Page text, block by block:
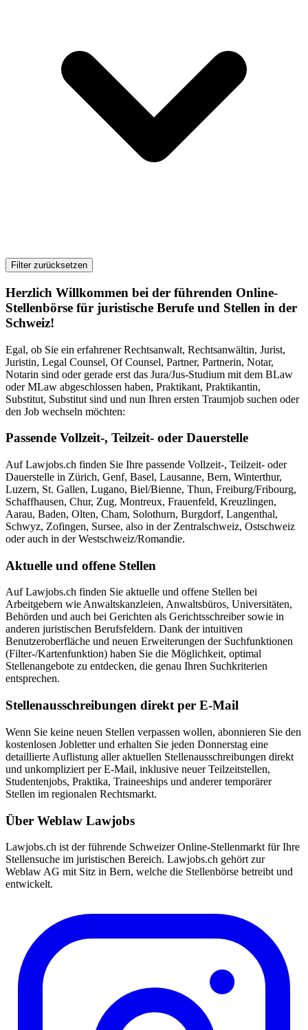
Filter zurücksetzen
Herzlich Willkommen bei der führenden Online-
Stellenbörse für juristische Berufe und Stellen in der
Schweiz!
Egal, ob Sie ein erfahrener Rechtsanwalt, Rechtsanwältin, Jurist,
Juristin, Legal Counsel, Of Counsel, Partner, Partnerin, Notar,
Notarin sind oder gerade erst das Jura/Jus-Studium mit dem BLaw
oder MLaw abgeschlossen haben, Praktikant, Praktikantin,
Substitut, Substitut sind und nun Ihren ersten Traumjob suchen oder
den Job wechseln möchten:
Passende Vollzeit-, Teilzeit- oder Dauerstelle
Auf Lawjobs.ch finden Sie Ihre passende Vollzeit-, Teilzeit- oder
Dauerstelle in Zürich, Genf, Basel, Lausanne, Bern, Winterthur,
Luzern, St. Gallen, Lugano, Biel/Bienne, Thun, Freiburg/Fribourg,
Schaffhausen, Chur, Zug, Montreux, Frauenfeld, Kreuzlingen,
Aarau, Baden, Olten, Cham, Solothurn, Burgdorf, Langenthal,
Schwyz, Zofingen, Sursee, also in der Zentralschweiz, Ostschweiz
oder auch in der Westschweiz/Romandie.
Aktuelle und offene Stellen
Auf Lawjobs.ch finden Sie aktuelle und offene Stellen bei
Arbeitgebern wie Anwaltskanzleien, Anwaltsbüros, Universitäten,
Behörden und auch bei Gerichten als Gerichtsschreiber sowie in
anderen juristischen Berufsfeldern. Dank der intuitiven
Benutzeroberfläche und neuen Erweiterungen der Suchfunktionen
(Filter-/Kartenfunktion) haben Sie die Möglichkeit, optimal
Stellenangebote zu entdecken, die genau Ihren Suchkriterien
entsprechen.
Stellenausschreibungen direkt per E-Mail
Wenn Sie keine neuen Stellen verpassen wollen, abonnieren Sie den
kostenlosen Jobletter und erhalten Sie jeden Donnerstag eine
detaillierte Auflistung aller aktuellen Stellenausschreibungen direkt
und unkompliziert per E-Mail, inklusive neuer Teilzeitstellen,
Studentenjobs, Praktika, Traineeships und anderer temporärer
Stellen im regionalen Rechtsmarkt.
Über Weblaw Lawjobs
Lawjobs.ch ist der führende Schweizer Online-Stellenmarkt für Ihre
Stellensuche im juristischen Bereich. Lawjobs.ch gehört zur
Weblaw AG mit Sitz in Bern, welche die Stellenbörse betreibt und
entwickelt.